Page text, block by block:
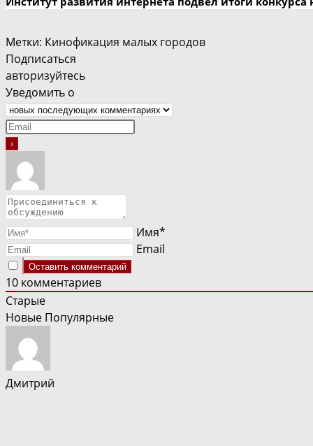
Метки: Кинофикация малых городов
Подписаться
авторизуйтесь
Уведомить о
Имя*
Email
10 комментариев
Старые
Новые Популярные
Дмитрий